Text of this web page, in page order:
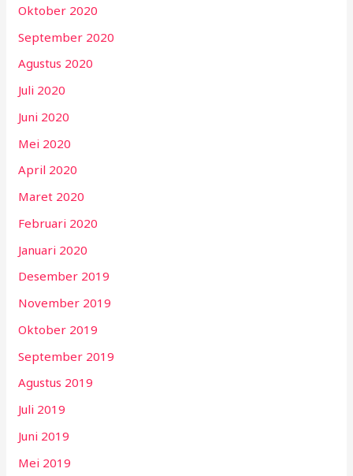
Oktober 2020
September 2020
Agustus 2020
Juli 2020
Juni 2020
Mei 2020
April 2020
Maret 2020
Februari 2020
Januari 2020
Desember 2019
November 2019
Oktober 2019
September 2019
Agustus 2019
Juli 2019
Juni 2019
Mei 2019